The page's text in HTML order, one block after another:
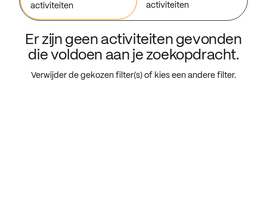
activiteiten
activiteiten
Er zijn geen activiteiten gevonden
die voldoen aan je zoekopdracht.
Verwijder de gekozen filter(s) of kies een andere filter.